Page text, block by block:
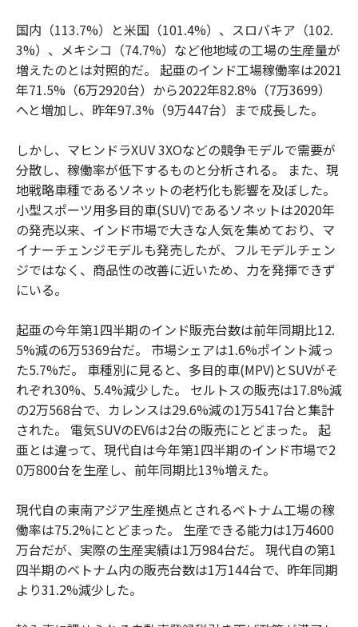
国内（113.7%）と米国（101.4%）、スロバキア（102.
3%）、メキシコ（74.7%）など他地域の工場の生産量が
増えたのとは対照的だ。 起亜のインド工場稼働率は2021
年71.5%（6万2920台）から2022年82.8%（7万3699）
へと増加し、昨年97.3%（9万447台）まで成長した。
しかし、マヒンドラXUV 3XOなどの競争モデルで需要が
分散し、稼働率が低下するものと分析される。 また、現
地戦略車種であるソネットの老朽化も影響を及ぼした。
小型スポーツ用多目的車(SUV)であるソネットは2020年
の発売以来、インド市場で大きな人気を集めており、マ
イナーチェンジモデルも発売したが、フルモデルチェン
ジではなく、商品性の改善に近いため、力を発揮できず
にいる。
起亜の今年第1四半期のインド販売台数は前年同期比12.
5%減の6万5369台だ。 市場シェアは1.6%ポイント減っ
た5.7%だ。 車種別に見ると、多目的車(MPV)とSUVがそ
れぞれ30%、5.4%減少した。 セルトスの販売は17.8%減
の2万568台で、カレンスは29.6%減の1万5417台と集計
された。 電気SUVのEV6は2台の販売にとどまった。 起
亜とは違って、現代自は今年第1四半期のインド市場で2
0万800台を生産し、前年同期比13%増えた。
現代自の東南アジア生産拠点とされるベトナム工場の稼
働率は75.2%にとどまった。 生産できる能力は1万4600
万台だが、実際の生産実績は1万984台だ。 現代自の第1
四半期のベトナム内の販売台数は1万144台で、昨年同期
より31.2%減少した。